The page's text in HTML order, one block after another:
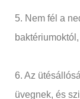
5. Nem fél a
6. Az
üvegnek, és